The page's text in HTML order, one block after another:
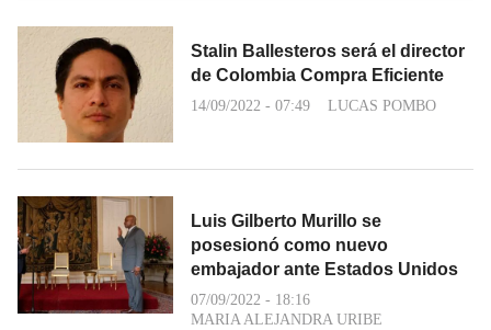
Stalin Ballesteros será el director
de Colombia Compra Eficiente
14/09/2022 - 07:49 LUCAS POMBO
Luis Gilberto Murillo se
posesionó como nuevo
embajador ante Estados Unidos
07/09/2022 - 18:16
MARIA ALEJANDRA URIBE